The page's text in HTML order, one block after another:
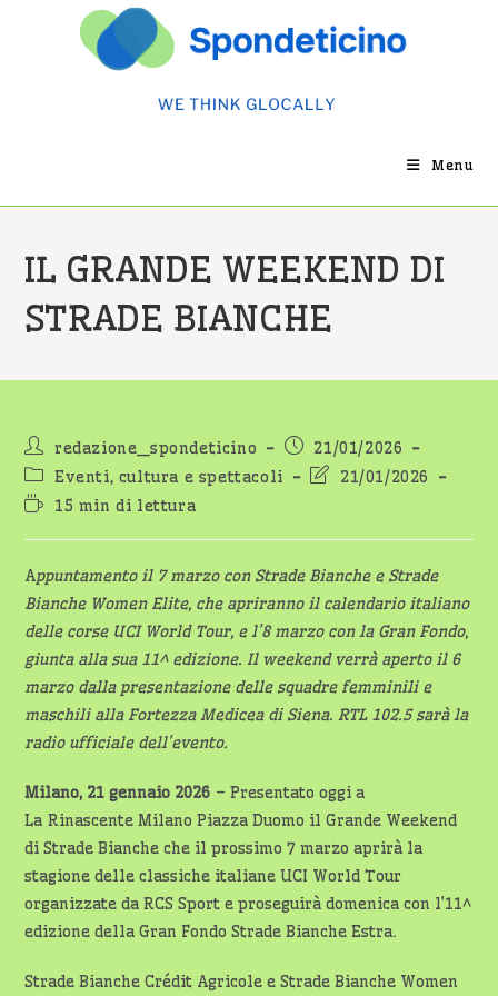
Menu
IL GRANDE WEEKEND DI
STRADE BIANCHE
Autore
dell'articolo:
redazione_spondeticino
Articolo
pubblicato:
21/01/2026
Categoria
dell'articolo:
Eventi, cultura e spettacoli
Ultima21/01/2026
Tempo
lettura:
15 min di lettura
Appuntamento il 7 marzo con Strade Bianche e Strade
Bianche Women Elite, che apriranno il calendario italiano
delle corse UCI World Tour, e l’8 marzo con la Gran Fondo,
giunta alla sua 11^ edizione. Il weekend verrà aperto il 6
marzo dalla presentazione delle squadre femminili e
maschili alla Fortezza Medicea di Siena. RTL 102.5 sarà la
radio ufficiale dell’evento.
Milano, 21 gennaio 2026 – Presentato oggi a
La Rinascente Milano Piazza Duomo il Grande Weekend
di Strade Bianche che il prossimo 7 marzo aprirà la
stagione delle classiche italiane UCI World Tour
organizzate da RCS Sport e proseguirà domenica con l’11^
edizione della Gran Fondo Strade Bianche Estra.
Strade Bianche Crédit Agricole e Strade Bianche Women